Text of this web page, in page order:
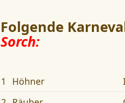
Folgende
Sorch:
1 Höhner